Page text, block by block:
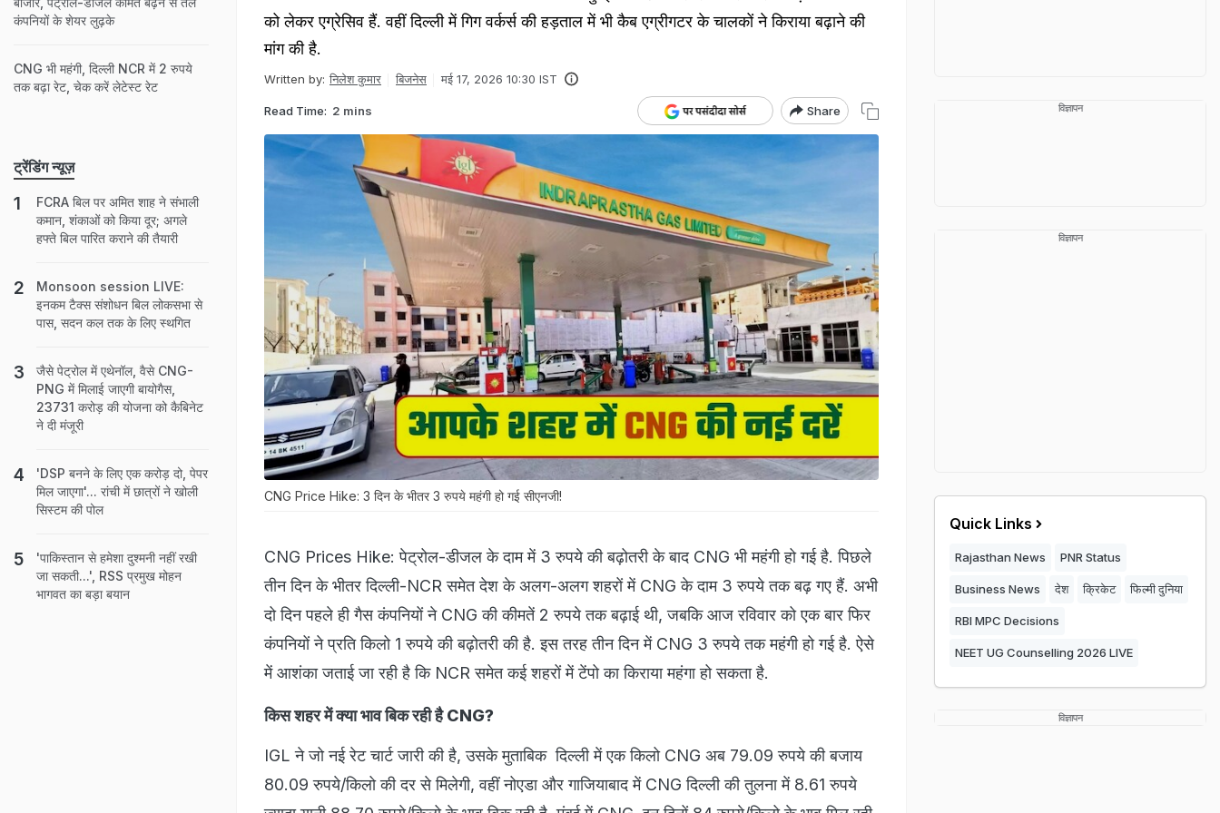
को लेकर एग्रेसिव हैं. वहीं दिल्‍ली में गिग वर्कर्स की हड़ताल में भी कैब एग्रीगटर के चालकों ने किराया बढ़ाने की
मांग की है.
Written by: निलेश कुमार बिजनेस मई 17, 2026 10:30 IST
Read Time: 2 mins Share
CNG Price Hike: 3 दिन के भीतर 3 रुपये महंगी हो गई सीएनजी!
CNG Prices Hike: पेट्रोल-डीजल के दाम में 3 रुपये की बढ़ोतरी के बाद CNG भी महंगी हो गई है. पिछले
तीन दिन के भीतर दिल्‍ली-NCR समेत देश के अलग-अलग शहरों में CNG के दाम 3 रुपये तक बढ़ गए हैं. अभी
दो दिन पहले ही गैस कंपनियों ने CNG की कीमतें 2 रुपये तक बढ़ाई थी, ज‍बकि आज रविवार को एक बार फिर
कंपनियों ने प्रति किलो 1 रुपये की बढ़ोतरी की है. इस तरह तीन दिन में CNG 3 रुपये तक महंगी हो गई है. ऐसे
में आशंका जताई जा रही है कि NCR समेत कई शहरों में टेंपो का किराया महंगा हो सकता है.
किस शहर में क्‍या भाव बिक रही है CNG?
IGL ने जो नई रेट चार्ट जारी की है, उसके मुताबिक दिल्‍ली में एक किलो CNG अब 79.09 रुपये की बजाय
80.09 रुपये/किलो की दर से मिलेगी, वहीं नोएडा और गाजियाबाद में CNG दिल्‍ली की तुलना में 8.61 रुपये
कंपनियों के शेयर लुढ़के
CNG भी महंगी, दिल्ली NCR में 2 रुपये
तक बढ़ा रेट, चेक करें लेटेस्ट रेट
ट्रेंडिंग न्यूज़
FCRA बिल पर अमित शाह ने संभाली
कमान, शंकाओं को किया दूर; अगले
हफ्ते बिल पारित कराने की तैयारी
Monsoon session LIVE:
इनकम टैक्स संशोधन बिल लोकसभा से
पास, सदन कल तक के लिए स्थगित
जैसे पेट्रोल में एथेनॉल, वैसे CNG-
PNG में मिलाई जाएगी बायोगैस,
23731 करोड़ की योजना को कैबिनेट
ने दी मंजूरी
'DSP बनने के लिए एक करोड़ दो, पेपर
मिल जाएगा'... रांची में छात्रों ने खोली
सिस्टम की पोल
'पाकिस्तान से हमेशा दुश्मनी नहीं रखी
जा सकती...', RSS प्रमुख मोहन
भागवत का बड़ा बयान
विज्ञापन
विज्ञापन
Quick Links
Rajasthan News PNR Status
Business News देश क्रिकेट फिल्मी दुनिया
RBI MPC Decisions
NEET UG Counselling 2026 LIVE
विज्ञापन